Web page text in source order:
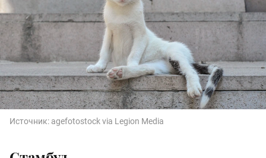
Источник: agefotostock via Legion Media